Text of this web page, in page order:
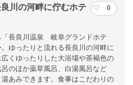
岐阜バスで２０分・うかいミュージ
で１５分
提供：楽天トラベル
川の河畔に佇むホテ
0
「長良川温泉 岐阜グランドホテ
ゆったりと流れる長良川の河畔に
くゆったりした大浴場や茶褐色の
のほか薬草風呂、白湯風呂など
あみできます。食事はこだわりの